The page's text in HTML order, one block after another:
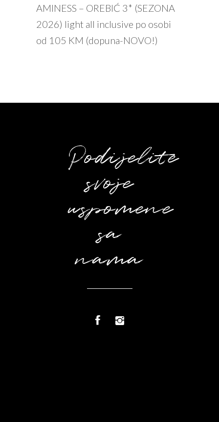
AMINESS – OREBIĆ 3* (SEZONA
2026) light all inclusive po osobi
od 105 KM (dopuna-NOVO!)
Podijelite
svoje
uspomene
sa
nama